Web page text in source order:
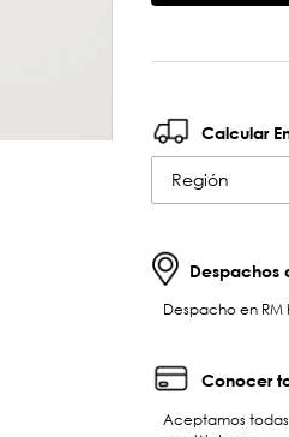
Calcular
Región
Despachos
Despacho en RM
Conocer
Aceptamos